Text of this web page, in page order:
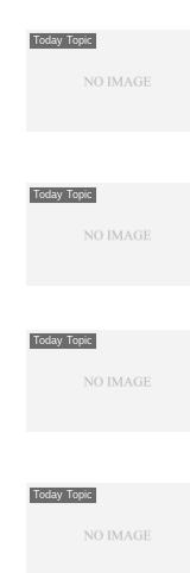
Today Topic
Today Topic
Today Topic
Today Topic